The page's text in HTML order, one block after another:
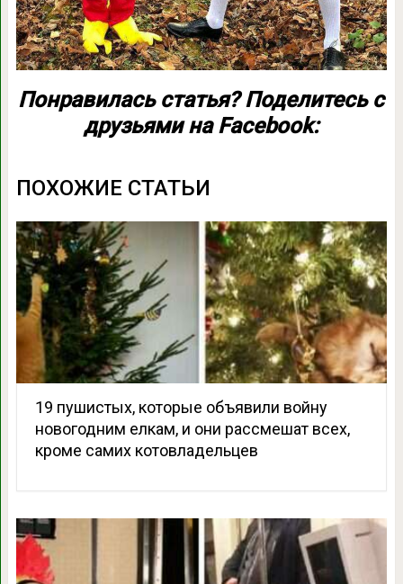
Понравилась статья? Поделитесь с
друзьями на Facebook:
ПОХОЖИЕ СТАТЬИ
19 пушистых, которые объявили войну
новогодним елкам, и они рассмешат всех,
кроме самих котовладельцев